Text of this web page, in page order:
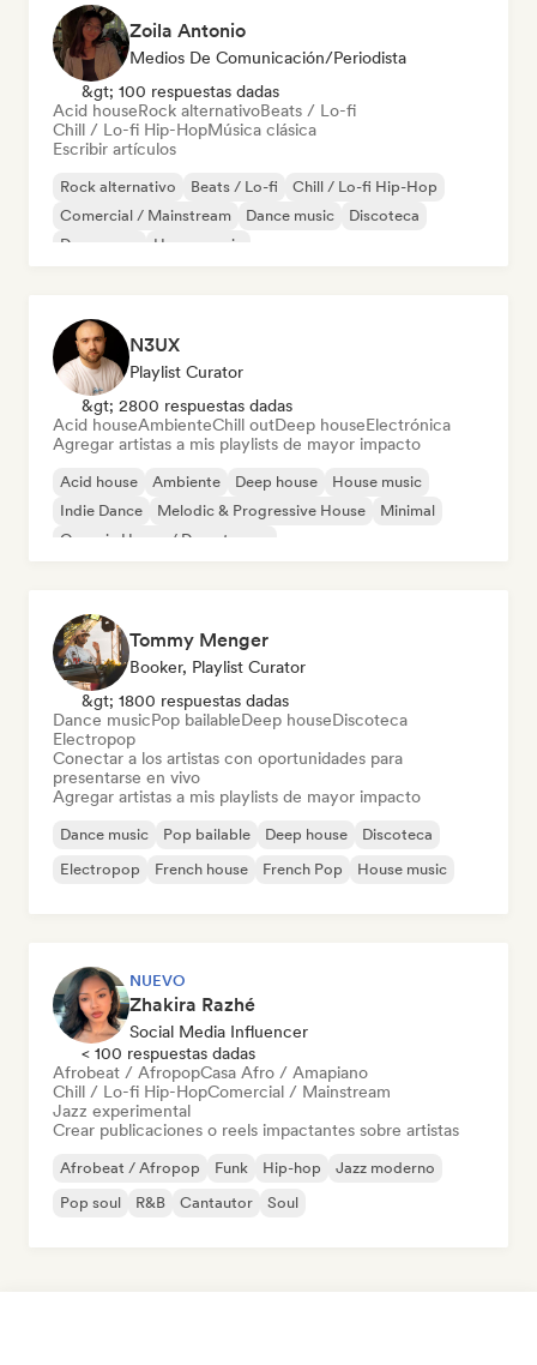
Zoila Antonio
Medios De Comunicación/Periodista
&gt; 100 respuestas dadas
Acid houseRock alternativoBeats / Lo-fi
Chill / Lo-fi Hip-HopMúsica clásica
Escribir artículos
Rock alternativo Beats / Lo-fi
Chill / Lo-fi Hip-Hop
Comercial / Mainstream
Dance music
Discoteca
Dream pop
House music
N3UX
Playlist Curator
&gt; 2800 respuestas dadas
Acid houseAmbienteChill outDeep houseElectrónica
Agregar artistas a mis playlists de mayor impacto
Acid house Ambiente Deep house
House music
Indie Dance
Melodic & Progressive House
Minimal
Organic House / Downtempo
Tommy Menger
Booker, Playlist Curator
&gt; 1800 respuestas dadas
Dance musicPop bailableDeep houseDiscoteca
Electropop
Conectar a los artistas con oportunidades para
presentarse en vivo
Agregar artistas a mis playlists de mayor impacto
Dance music Pop bailable Deep house
Discoteca
Electropop
French house French Pop House music
NUEVO
Zhakira Razhé
Social Media Influencer
< 100 respuestas dadas
Afrobeat / AfropopCasa Afro / Amapiano
Chill / Lo-fi Hip-HopComercial / Mainstream
Jazz experimental
Crear publicaciones o reels impactantes sobre artistas
Afrobeat / Afropop Funk Hip-hop
Jazz moderno
Pop soul
R&B Cantautor Soul